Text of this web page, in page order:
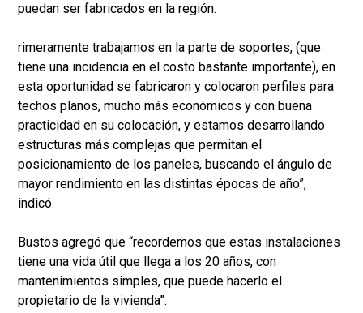
puedan ser fabricados en la región.
rimeramente trabajamos en la parte de soportes, (que
tiene una incidencia en el costo bastante importante), en
esta oportunidad se fabricaron y colocaron perfiles para
techos planos, mucho más económicos y con buena
practicidad en su colocación, y estamos desarrollando
estructuras más complejas que permitan el
posicionamiento de los paneles, buscando el ángulo de
mayor rendimiento en las distintas épocas de año”,
indicó.
Bustos agregó que “recordemos que estas instalaciones
tiene una vida útil que llega a los 20 años, con
mantenimientos simples, que puede hacerlo el
propietario de la vivienda”.